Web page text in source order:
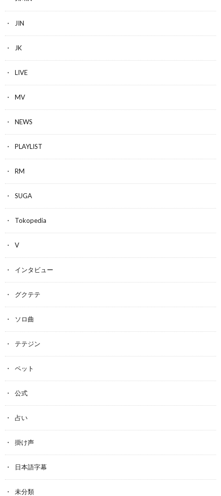
JIN
JK
LIVE
MV
NEWS
PLAYLIST
RM
SUGA
Tokopedia
V
インタビュー
グクテテ
ソロ曲
テテジン
ペット
公式
占い
掛け声
日本語字幕
未分類